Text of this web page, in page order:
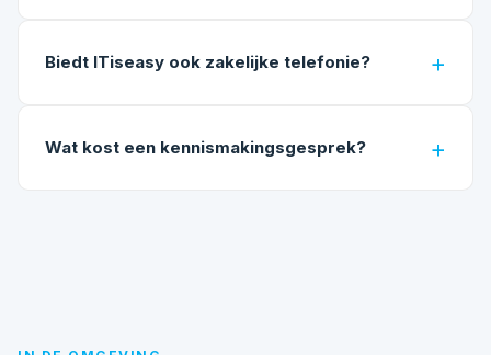
Biedt ITiseasy ook zakelijke telefonie?
Wat kost een kennismakingsgesprek?